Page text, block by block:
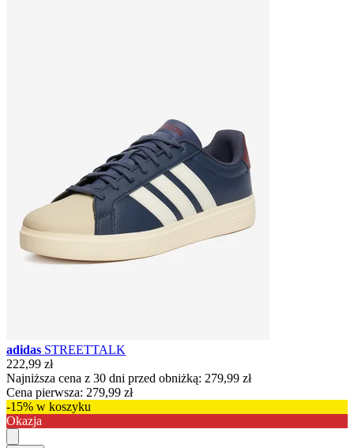
adidas STREETTALK
222,99 zł
Najniższa cena z 30 dni przed obniżką: 279,99 zł
Cena pierwsza: 279,99 zł
-15% w koszyku
Okazja